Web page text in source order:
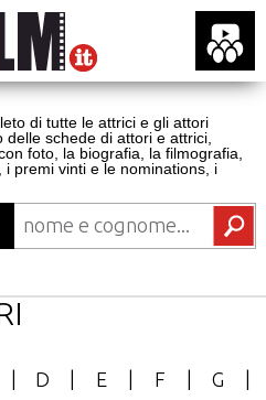
di tutte le attrici e gli attori
schede di attori e attrici,
foto, la biografia, la filmografia,
premi vinti e le nominations, i
D E F G